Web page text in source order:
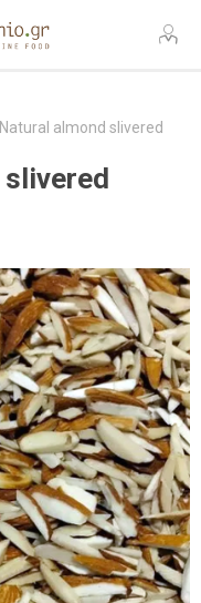
Natural almond slivered